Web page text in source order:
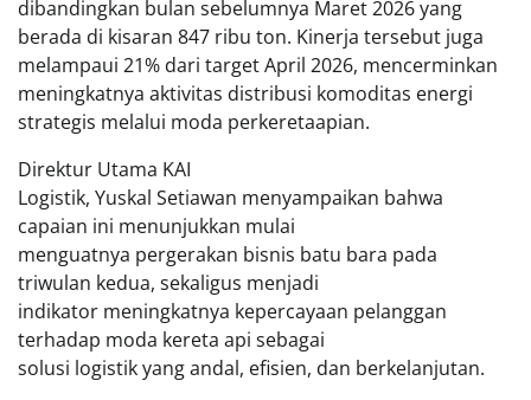
dibandingkan bulan sebelumnya Maret 2026 yang
berada di kisaran 847 ribu ton. Kinerja tersebut juga
melampaui 21% dari target April 2026, mencerminkan
meningkatnya aktivitas distribusi komoditas energi
strategis melalui moda perkeretaapian.
Direktur Utama KAI
Logistik, Yuskal Setiawan menyampaikan bahwa
capaian ini menunjukkan mulai
menguatnya pergerakan bisnis batu bara pada
triwulan kedua, sekaligus menjadi
indikator meningkatnya kepercayaan pelanggan
terhadap moda kereta api sebagai
solusi logistik yang andal, efisien, dan berkelanjutan.